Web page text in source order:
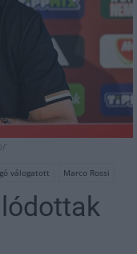
válogatott Marco Rossi